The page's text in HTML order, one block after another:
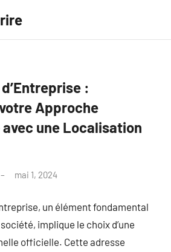
:
Approche
une Localisation
mai 1, 2024
un élément fondamental
implique le choix d’une
officielle. Cette adresse